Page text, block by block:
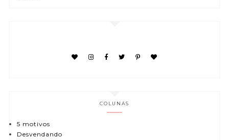
COLUNAS
5 motivos
Desvendando